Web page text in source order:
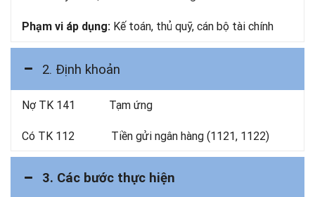
Phạm vi áp dụng: Kế toán, thủ quỹ, cán bộ tài chính
2. Định khoản
Nợ TK 141 Tạm ứng
Có TK 112 Tiền gửi ngân hàng (1121, 1122)
3. Các bước thực hiện